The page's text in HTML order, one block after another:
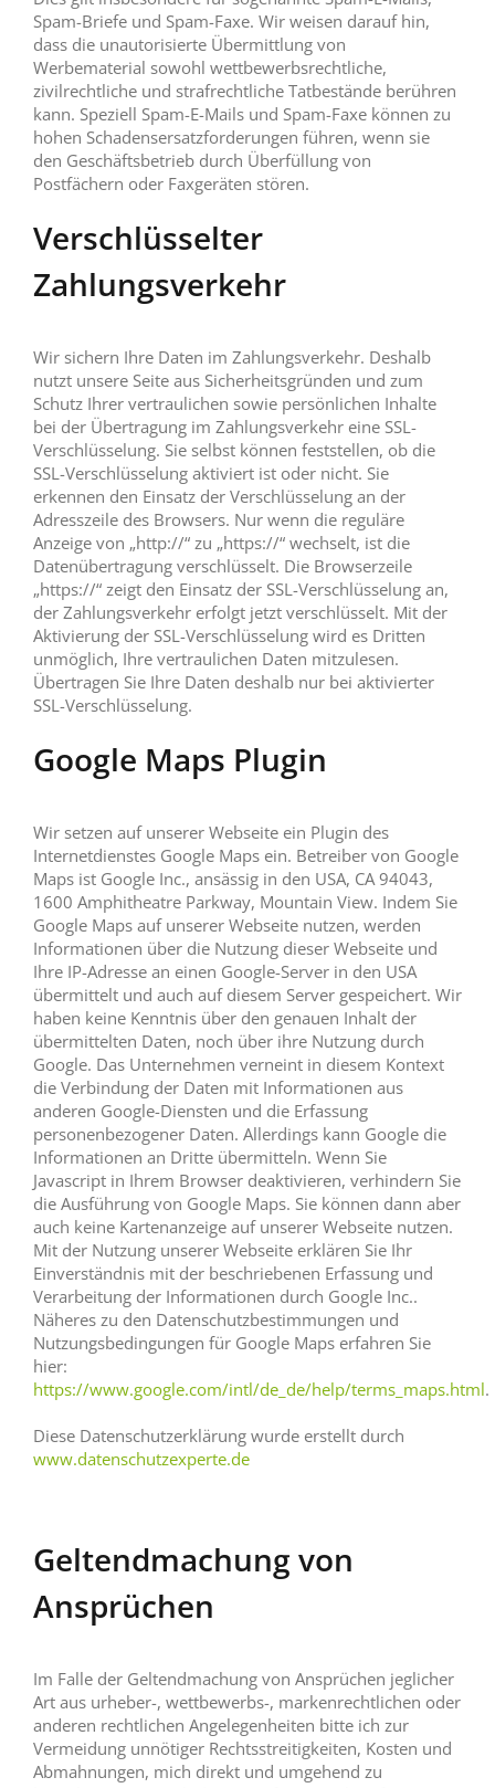
Spam-Briefe und Spam-Faxe. Wir weisen darauf hin,
dass die unautorisierte Übermittlung von
Werbematerial sowohl wettbewerbsrechtliche,
zivilrechtliche und strafrechtliche Tatbestände berühren
kann. Speziell Spam-E-Mails und Spam-Faxe können zu
hohen Schadensersatzforderungen führen, wenn sie
den Geschäftsbetrieb durch Überfüllung von
Postfächern oder Faxgeräten stören.
Verschlüsselter
Zahlungsverkehr
Wir sichern Ihre Daten im Zahlungsverkehr. Deshalb
nutzt unsere Seite aus Sicherheitsgründen und zum
Schutz Ihrer vertraulichen sowie persönlichen Inhalte
bei der Übertragung im Zahlungsverkehr eine SSL-
Verschlüsselung. Sie selbst können feststellen, ob die
SSL-Verschlüsselung aktiviert ist oder nicht. Sie
erkennen den Einsatz der Verschlüsselung an der
Adresszeile des Browsers. Nur wenn die reguläre
Anzeige von „http://“ zu „https://“ wechselt, ist die
Datenübertragung verschlüsselt. Die Browserzeile
„https://“ zeigt den Einsatz der SSL-Verschlüsselung an,
der Zahlungsverkehr erfolgt jetzt verschlüsselt. Mit der
Aktivierung der SSL-Verschlüsselung wird es Dritten
unmöglich, Ihre vertraulichen Daten mitzulesen.
Übertragen Sie Ihre Daten deshalb nur bei aktivierter
SSL-Verschlüsselung.
Google Maps Plugin
Wir setzen auf unserer Webseite ein Plugin des
Internetdienstes Google Maps ein. Betreiber von Google
Maps ist Google Inc., ansässig in den USA, CA 94043,
1600 Amphitheatre Parkway, Mountain View. Indem Sie
Google Maps auf unserer Webseite nutzen, werden
Informationen über die Nutzung dieser Webseite und
Ihre IP-Adresse an einen Google-Server in den USA
übermittelt und auch auf diesem Server gespeichert. Wir
haben keine Kenntnis über den genauen Inhalt der
übermittelten Daten, noch über ihre Nutzung durch
Google. Das Unternehmen verneint in diesem Kontext
die Verbindung der Daten mit Informationen aus
anderen Google-Diensten und die Erfassung
personenbezogener Daten. Allerdings kann Google die
Informationen an Dritte übermitteln. Wenn Sie
Javascript in Ihrem Browser deaktivieren, verhindern Sie
die Ausführung von Google Maps. Sie können dann aber
auch keine Kartenanzeige auf unserer Webseite nutzen.
Mit der Nutzung unserer Webseite erklären Sie Ihr
Einverständnis mit der beschriebenen Erfassung und
Verarbeitung der Informationen durch Google Inc..
Näheres zu den Datenschutzbestimmungen und
Nutzungsbedingungen für Google Maps erfahren Sie
hier:
https://www.google.com/intl/de_de/help/terms_maps.html.
Diese Datenschutzerklärung wurde erstellt durch
www.datenschutzexperte.de
Geltendmachung von
Ansprüchen
Im Falle der Geltendmachung von Ansprüchen jeglicher
Art aus urheber-, wettbewerbs-, markenrechtlichen oder
anderen rechtlichen Angelegenheiten bitte ich zur
Vermeidung unnötiger Rechtsstreitigkeiten, Kosten und
Abmahnungen, mich direkt und umgehend zu